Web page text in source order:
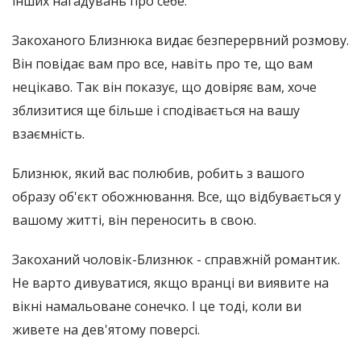
Закоханого Близнюка видає безперервний розмову.
Він повідає вам про все, навіть про те, що вам
нецікаво. Так він показує, що довіряє вам, хоче
зблизитися ще більше і сподівається на вашу
взаємність.
Близнюк, який вас полюбив, робить з вашого
образу об'єкт обожнювання. Все, що відбувається у
вашому житті, він переносить в свою.
Закоханий чоловік-Близнюк - справжній романтик.
Не варто дивуватися, якщо вранці ви виявите на
вікні намальоване сонечко. І це тоді, коли ви
живете на дев'ятому поверсі.